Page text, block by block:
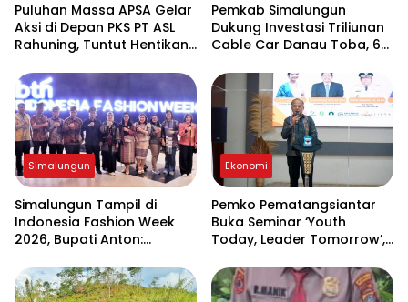
Puluhan Massa APSA Gelar
Aksi di Depan PKS PT ASL
Rahuning, Tuntut Hentikan
Sungai Asahan
Pemkab Simalungun
Dukung Investasi Triliunan
Cable Car Danau Toba, 60
Simalungun
Simalungun Tampil di
Indonesia Fashion Week
2026, Bupati Anton:
Penggerak Ekonomi dan
Pendidikan Karakter
Ekonomi
Pemko Pematangsiantar
Buka Seminar ‘Youth
Today, Leader Tomorrow’,
Jadi Wirausahawan